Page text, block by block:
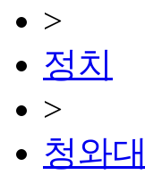
>
정치
>
청와대